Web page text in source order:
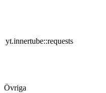
yt.innertube::requests
Övriga